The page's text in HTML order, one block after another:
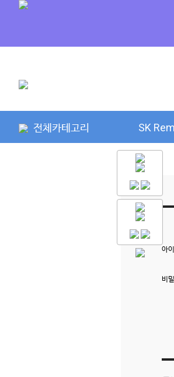
전체카테고리 SK
아
비